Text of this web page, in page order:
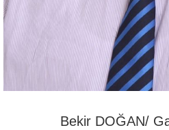
Bekir DOĞAN/